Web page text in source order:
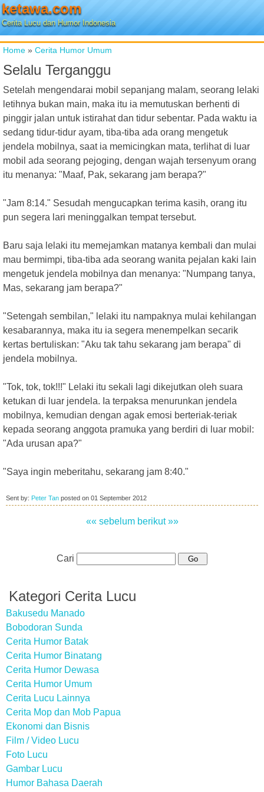
ketawa.com
Cerita Lucu dan Humor Indonesia
Home » Cerita Humor Umum
Selalu Terganggu
Setelah mengendarai mobil sepanjang malam, seorang lelaki
letihnya bukan main, maka itu ia memutuskan berhenti di
pinggir jalan untuk istirahat dan tidur sebentar. Pada waktu ia
sedang tidur-tidur ayam, tiba-tiba ada orang mengetuk
jendela mobilnya, saat ia memicingkan mata, terlihat di luar
mobil ada seorang pejoging, dengan wajah tersenyum orang
itu menanya: "Maaf, Pak, sekarang jam berapa?"
"Jam 8:14." Sesudah mengucapkan terima kasih, orang itu
pun segera lari meninggalkan tempat tersebut.
Baru saja lelaki itu memejamkan matanya kembali dan mulai
mau bermimpi, tiba-tiba ada seorang wanita pejalan kaki lain
mengetuk jendela mobilnya dan menanya: "Numpang tanya,
Mas, sekarang jam berapa?"
"Setengah sembilan," lelaki itu nampaknya mulai kehilangan
kesabarannya, maka itu ia segera menempelkan secarik
kertas bertuliskan: "Aku tak tahu sekarang jam berapa" di
jendela mobilnya.
"Tok, tok, tok!!!" Lelaki itu sekali lagi dikejutkan oleh suara
ketukan di luar jendela. Ia terpaksa menurunkan jendela
mobilnya, kemudian dengan agak emosi berteriak-teriak
kepada seorang anggota pramuka yang berdiri di luar mobil:
"Ada urusan apa?"
"Saya ingin meberitahu, sekarang jam 8:40."
Sent by: Peter Tan posted on 01 September 2012
«« sebelum berikut »»
Cari
Kategori Cerita Lucu
Bakusedu Manado
Bobodoran Sunda
Cerita Humor Batak
Cerita Humor Binatang
Cerita Humor Dewasa
Cerita Humor Umum
Cerita Lucu Lainnya
Cerita Mop dan Mob Papua
Ekonomi dan Bisnis
Film / Video Lucu
Foto Lucu
Gambar Lucu
Humor Bahasa Daerah